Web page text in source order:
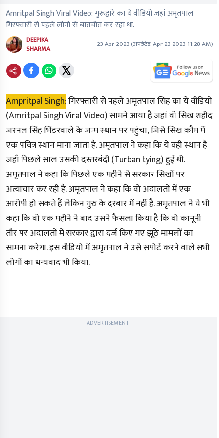
Amritpal Singh Viral Video: गुरूद्वारे का ये वीडियो जहां अमृतपाल
गिरफ्तारी से पहले लोगों से बातचीत कर रहा था.
DEEPIKA
SHARMA
23 Apr 2023(अपडेटेड:Apr 23 2023 11:28 AM)
Ampritpal Singh:गिरफ्तारी से पहले अमृतपाल सिंह का ये वीडियो
(Amritpal Singh Viral Video)सामने आया है जहां वो सिख शहीद
जरनल सिंह भिंडरवाले के जन्म स्थान पर पहुंचा, जिसे सिख क़ौम में
एक पवित्र स्थान माना जाता है. अमृतपाल ने कहा कि ये वही स्थान है
जहाँ पिछले साल उसकी दस्तरबंदी(Turban tying)हुई थी.
अमृतपाल ने कहा कि पिछले एक महीने से सरकार सिखों पर
अत्याचार कर रही है. अमृतपाल ने कहा कि वो अदालतों में एक
आरोपी हो सकते हैं लेकिन गुरु के दरबार में नहीं है. अमृतपाल ने ये भी
कहा कि वो एक महीने ने बाद उसने फैसला किया है कि वो कानूनी
तौर पर अदालतों में सरकार द्वारा दर्ज किए गए झूठे मामलों का
सामना करेगा. इस वीडियो में अमृतपाल ने उसे सपोर्ट करने वाले सभी
लोगों का धन्यवाद भी किया.
ADVERTISEMENT